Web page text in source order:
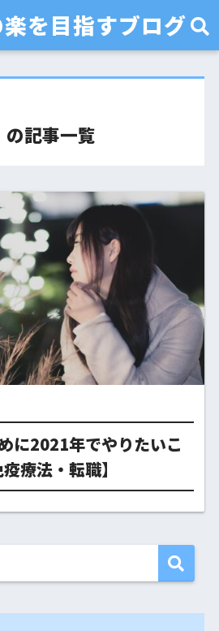
を目指すブログ
の記事一覧
に2021年でやりたいこ
療法・転職】